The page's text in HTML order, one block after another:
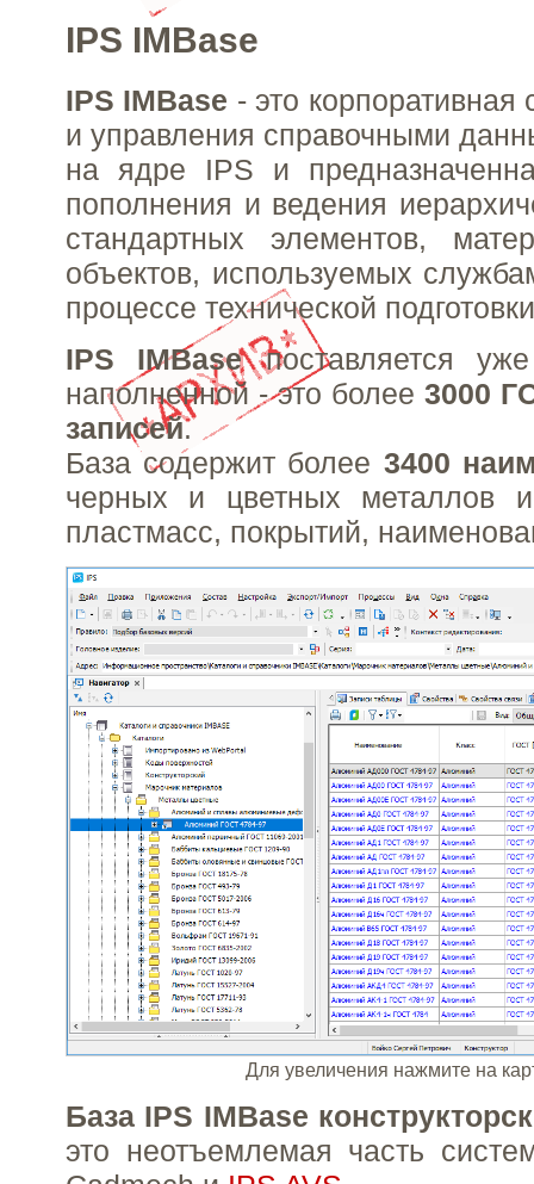
IPS IMBase
IPS IMBase - это
и управления справочными
на ядре IPS и
пополнения и ведения
стандартных элементов,
объектов, используемых
процессе технической
IPS IMBaseпоставляется уже
наполненной - это более 3000
записей.
База содержит более 3400
черных и цветных металлов
пластмасс, покрытий,
Для увеличения нажмите на
База IPS IMBase
это неотъемлемая часть